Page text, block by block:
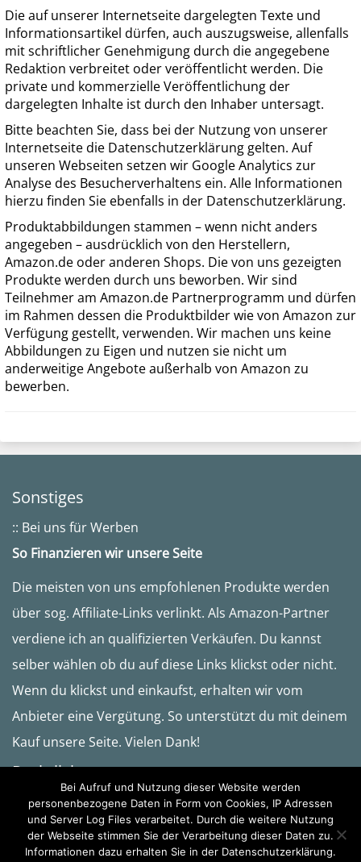
Die auf unserer Internetseite dargelegten Texte und
Informationsartikel dürfen, auch auszugsweise, allenfalls
mit schriftlicher Genehmigung durch die angegebene
Redaktion verbreitet oder veröffentlicht werden. Die
private und kommerzielle Veröffentlichung der
dargelegten Inhalte ist durch den Inhaber untersagt.
Bitte beachten Sie, dass bei der Nutzung von unserer
Internetseite die Datenschutzerklärung gelten. Auf
unseren Webseiten setzen wir Google Analytics zur
Analyse des Besucherverhaltens ein. Alle Informationen
hierzu finden Sie ebenfalls in der Datenschutzerklärung.
Produktabbildungen stammen – wenn nicht anders
angegeben – ausdrücklich von den Herstellern,
Amazon.de oder anderen Shops. Die von uns gezeigten
Produkte werden durch uns beworben. Wir sind
Teilnehmer am Amazon.de Partnerprogramm und dürfen
im Rahmen dessen die Produktbilder wie von Amazon zur
Verfügung gestellt, verwenden. Wir machen uns keine
Abbildungen zu Eigen und nutzen sie nicht um
anderweitige Angebote außerhalb von Amazon zu
bewerben.
Sonstiges
:: Bei uns für Werben
So Finanzieren wir unsere Seite
Die meisten von uns empfohlenen Produkte werden
über sog. Affiliate-Links verlinkt. Als Amazon-Partner
verdiene ich an qualifizierten Verkäufen. Du kannst
selber wählen ob du auf diese Links klickst oder nicht.
Wenn du klickst und einkaufst, erhalten wir vom
Anbieter eine Vergütung. So unterstützt du mit deinem
Kauf unsere Seite. Vielen Dank!
Rechtliches
:: Datenschutzerklärung
:: Impressum
Bei Aufruf und Nutzung dieser Website werden
personenbezogene Daten in Form von Cookies, IP Adressen
und Server Log Files verarbeitet. Durch die weitere Nutzung
der Webseite stimmen Sie der Verarbeitung dieser Daten zu.
Informationen dazu erhalten Sie in der Datenschutzerklärung.